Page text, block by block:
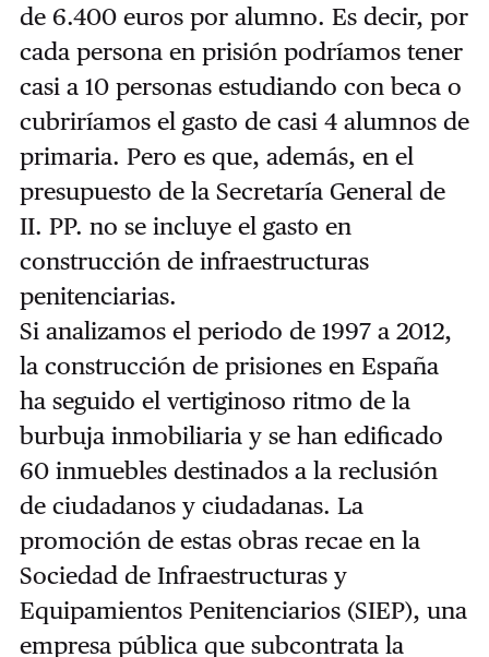
de 6.400 euros por alumno. Es decir, por
cada persona en prisión podríamos tener
casi a 10 personas estudiando con beca o
cubriríamos el gasto de casi 4 alumnos de
primaria. Pero es que, además, en el
presupuesto de la Secretaría General de
II. PP. no se incluye el gasto en
construcción de infraestructuras
penitenciarias.
Si analizamos el periodo de 1997 a 2012,
la construcción de prisiones en España
ha seguido el vertiginoso ritmo de la
burbuja inmobiliaria y se han edificado
60 inmuebles destinados a la reclusión
de ciudadanos y ciudadanas. La
promoción de estas obras recae en la
Sociedad de Infraestructuras y
Equipamientos Penitenciarios (SIEP), una
empresa pública que subcontrata la